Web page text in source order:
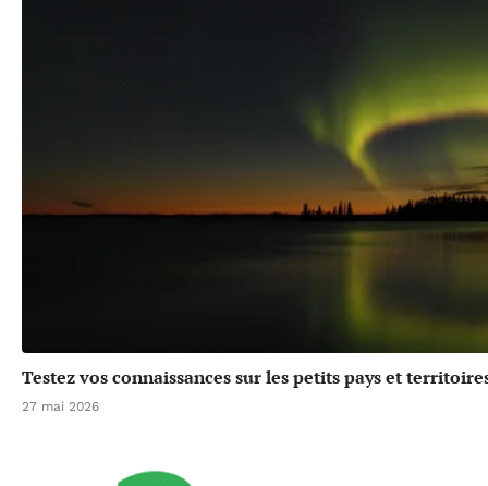
Testez vos connaissances sur les petits pays et
27 mai 2026